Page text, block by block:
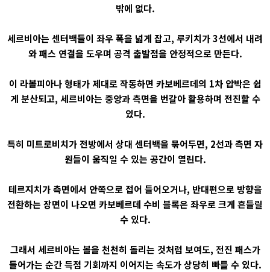
밖에 없다.
세르비아는 센터백들이 좌우 폭을 넓게 잡고, 루키치가 3선에서 내려
와 패스 연결을 도우며 공격 출발점을 안정적으로 만든다.
이 라볼피아나 형태가 제대로 작동하면 카보베르데의 1차 압박은 쉽
게 분산되고, 세르비아는 중앙과 측면을 번갈아 활용하며 전진할 수
있다.
특히 미트로비치가 전방에서 상대 센터백을 묶어두면, 2선과 측면 자
원들이 움직일 수 있는 공간이 열린다.
테르지치가 측면에서 안쪽으로 접어 들어오거나, 반대편으로 방향을
전환하는 장면이 나오면 카보베르데 수비 블록은 좌우로 크게 흔들릴
수 있다.
그래서 세르비아는 볼을 천천히 돌리는 것처럼 보여도, 전진 패스가
들어가는 순간 득점 기회까지 이어지는 속도가 상당히 빠를 수 있다.